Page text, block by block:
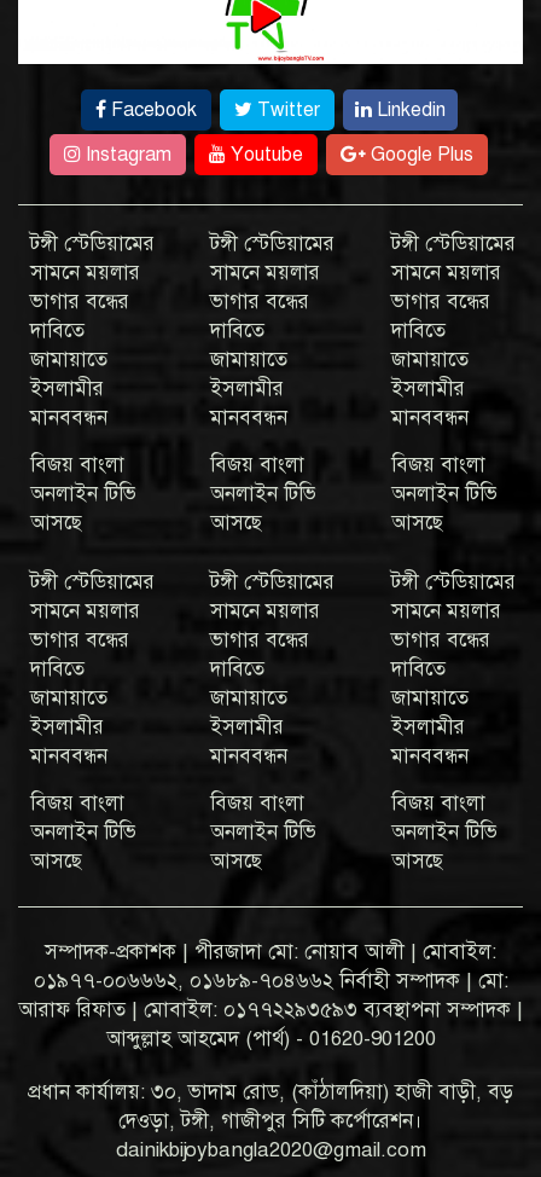
Facebook Twitter
Linkedin
Instagram
Youtube Google Plus
টঙ্গী স্টেডিয়ামের
সামনে ময়লার
ভাগার বন্ধের
দাবিতে
জামায়াতে
ইসলামীর
মানববন্ধন
বিজয় বাংলা
অনলাইন টিভি
আসছে
টঙ্গী স্টেডিয়ামের
সামনে ময়লার
ভাগার বন্ধের
দাবিতে
জামায়াতে
ইসলামীর
মানববন্ধন
বিজয় বাংলা
অনলাইন টিভি
আসছে
টঙ্গী স্টেডিয়ামের
সামনে ময়লার
ভাগার বন্ধের
দাবিতে
জামায়াতে
ইসলামীর
মানববন্ধন
বিজয় বাংলা
অনলাইন টিভি
আসছে
টঙ্গী স্টেডিয়ামের
সামনে ময়লার
ভাগার বন্ধের
দাবিতে
জামায়াতে
ইসলামীর
মানববন্ধন
বিজয় বাংলা
অনলাইন টিভি
আসছে
টঙ্গী স্টেডিয়ামের
সামনে ময়লার
ভাগার বন্ধের
দাবিতে
জামায়াতে
ইসলামীর
মানববন্ধন
বিজয় বাংলা
অনলাইন টিভি
আসছে
টঙ্গী স্টেডিয়ামের
সামনে ময়লার
ভাগার বন্ধের
দাবিতে
জামায়াতে
ইসলামীর
মানববন্ধন
বিজয় বাংলা
অনলাইন টিভি
আসছে
সম্পাদক-প্রকাশক | পীরজাদা মো: নোয়াব আলী | মোবাইল:
০১৯৭৭-০০৬৬৬২, ০১৬৮৯-৭০৪৬৬২ নির্বাহী সম্পাদক | মো:
আরাফ রিফাত | মোবাইল: ০১৭৭২২৯৩৫৯৩ ব্যবস্থাপনা সম্পাদক |
আব্দুল্লাহ আহমেদ (পার্থ) - 01620-901200
প্রধান কার্যালয়: ৩০, ভাদাম রোড, (কাঁঠালদিয়া) হাজী বাড়ী, বড়
দেওড়া, টঙ্গী, গাজীপুর সিটি কর্পোরেশন।
dainikbijoybangla2020@gmail.com